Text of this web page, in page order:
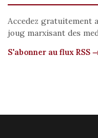
Accedez gratuitement
joug marxisant des
S'abonner au flux RSS